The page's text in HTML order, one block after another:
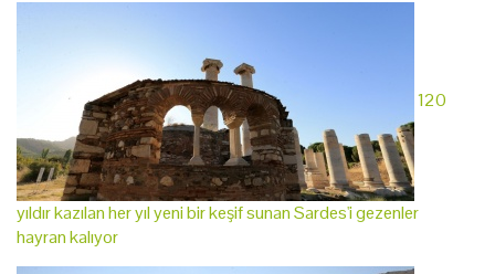
120
yıldır kazılan her yıl yeni bir keşif sunan Sardes'i gezenler
hayran kalıyor